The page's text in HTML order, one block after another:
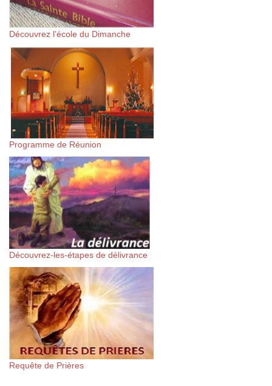
Découvrez l’école du Dimanche
Programme de Réunion
Découvrez-les-étapes de délivrance
Requête de Prières